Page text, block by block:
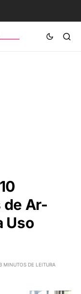
de Ar-
Uso
3 MINUTOS DE LEITURA